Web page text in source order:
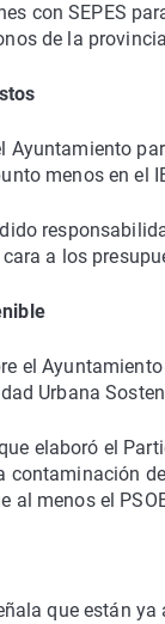
con SEPES
de la
Ayuntamiento
menos en el
a los
el
Urbana
elaboró el
contaminación
al menos el
que están